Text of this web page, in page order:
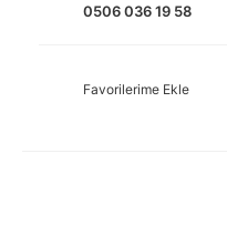
0506 036 19 58
Favorilerime Ekle